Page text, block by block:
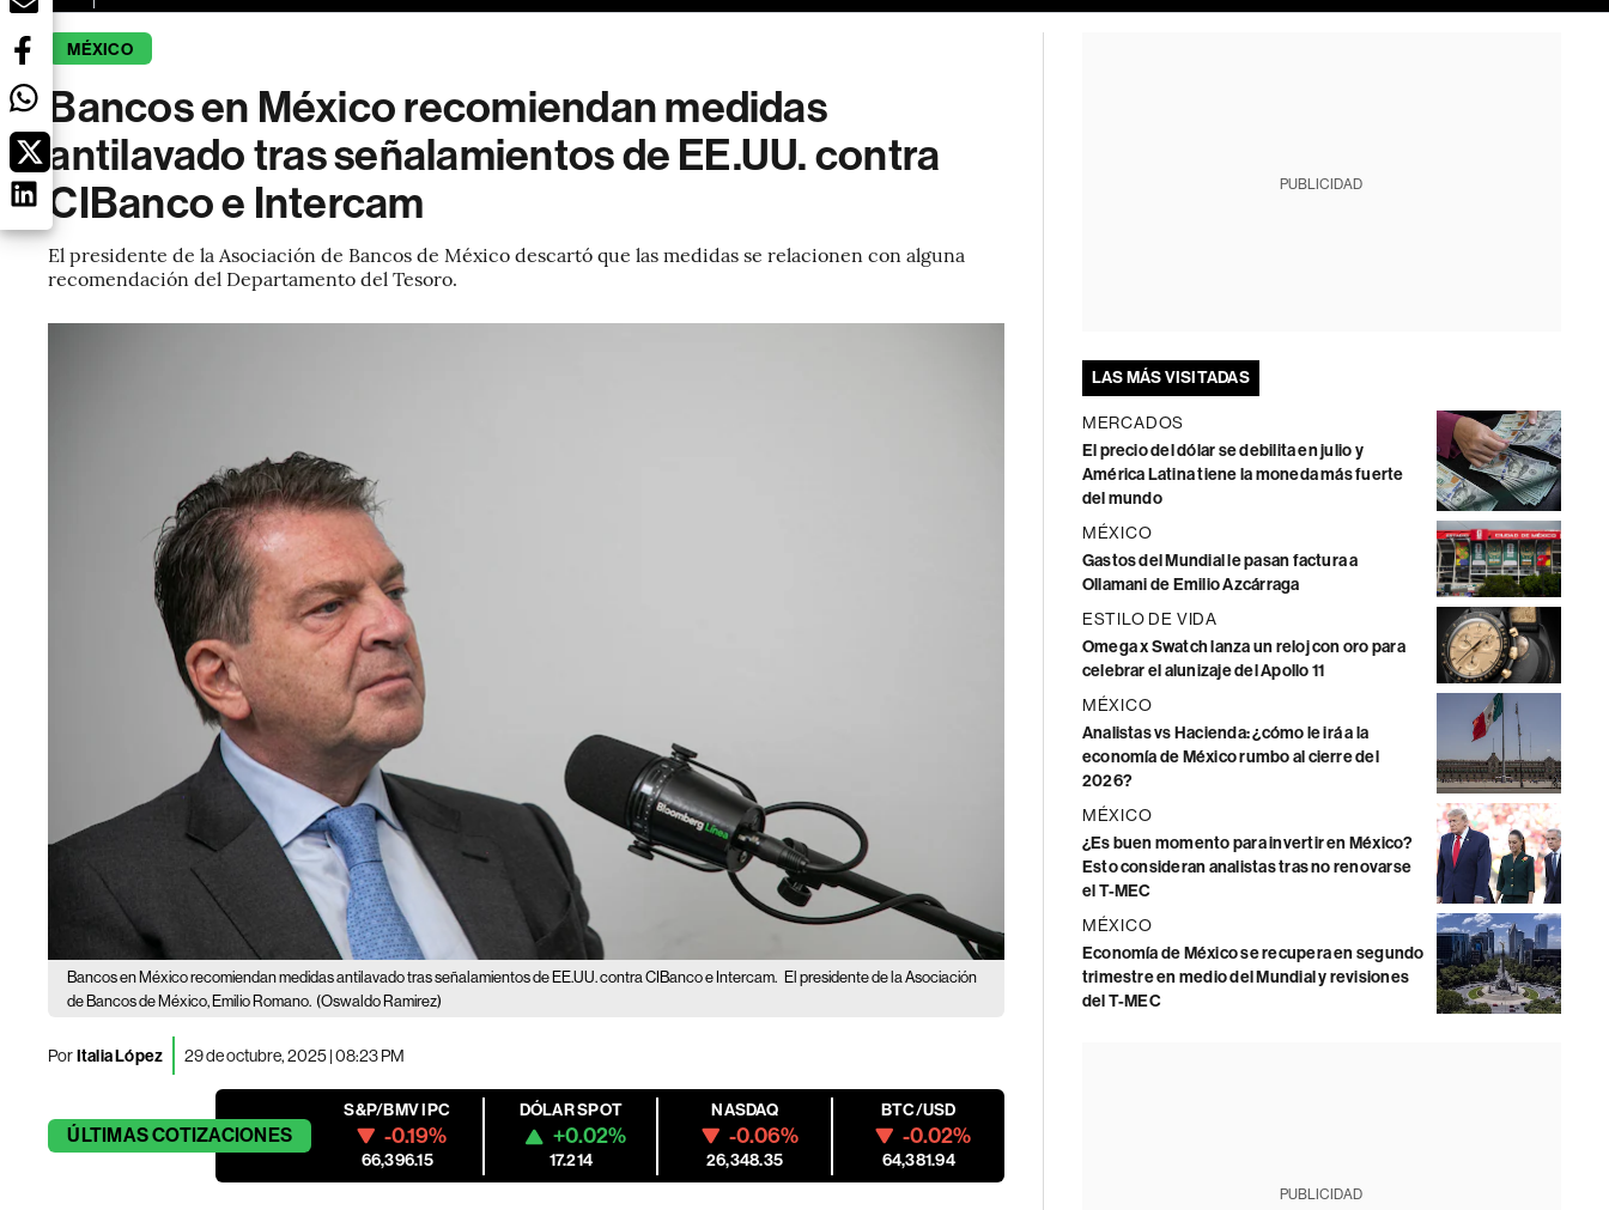
MÉXICO
Bancos en México recomiendan medidas
antilavado tras señalamientos de EE.UU. contra
CIBanco e Intercam
El presidente de la Asociación de Bancos de México descartó que las medidas se relacionen con alguna
recomendación del Departamento del Tesoro.
Bancos en México recomiendan medidas antilavado tras señalamientos de EE.UU. contra CIBanco e Intercam. El presidente de la Asociación
de Bancos de México, Emilio Romano. (Oswaldo Ramirez)
PorItalia López 29 de octubre, 2025 | 08:23 PM
ÚLTIMASCOTIZACIONES
S&P/BMV IPC
-0.19%
66,396.15
DÓLAR SPOT
+0.02%
17.214
NASDAQ
-0.06%
26,348.35
BTC/USD
-0.02%
64,381.94
PUBLICIDAD
LAS MÁS VISITADAS
MERCADOS
El precio del dólar se debilita en julio y
América Latina tiene la moneda más fuerte
del mundo
MÉXICO
Gastos del Mundial le pasan factura a
Ollamani de Emilio Azcárraga
ESTILO DE VIDA
Omega x Swatch lanza un reloj con oro para
celebrar el alunizaje del Apollo 11
MÉXICO
Analistas vs Hacienda: ¿cómo le irá a la
economía de México rumbo al cierre del
2026?
MÉXICO
¿Es buen momento para invertir en México?
Esto consideran analistas tras no renovarse
el T-MEC
MÉXICO
Economía de México se recupera en segundo
trimestre en medio del Mundial y revisiones
del T-MEC
PUBLICIDAD